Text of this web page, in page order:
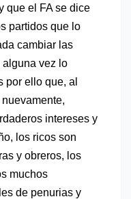
que el FA se dice
partidos que lo
cambiar las
alguna vez lo
por ello que, al
intereses y
los ricos son
y obreros, los
muchos
de penurias y